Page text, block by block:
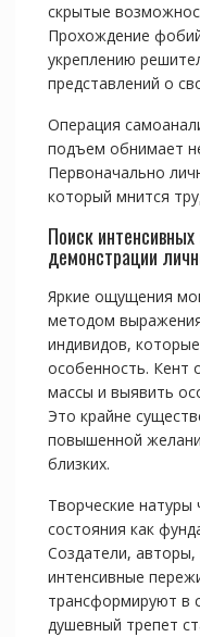
скрытые
Прохождение
укреплению
представлений о
Операция
подъем обнимает
Первоначально
который мнится
Поиск
демонстрации
Яркие ощущения
методом
индивидов,
особенность. Кент
массы и выявить
Это крайне
повышенной
близких.
Творческие натуры
состояния как
Создатели,
интенсивные
трансформируют в
душевный трепет